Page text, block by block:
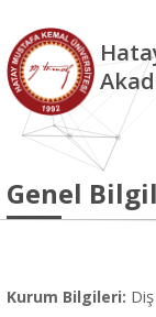
Genel
Kurum Bilgileri: